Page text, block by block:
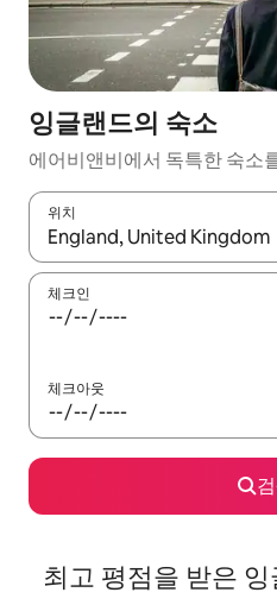
잉글랜드의 숙소
에어비앤비에서 독특한 숙소
위치
결과가 나오면 위·아래 화살표
체크인
체크아웃
최고 평점을 받은